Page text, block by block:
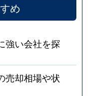
め
強い会社を探
売却相場や状